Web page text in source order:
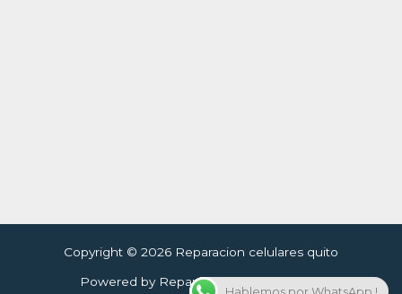
Copyright © 2026 Reparacion celulares quito
Powered by Reparacion celulares quito